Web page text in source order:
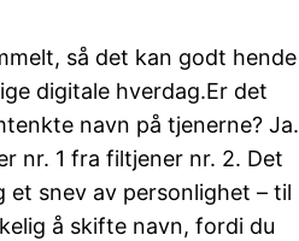
så det kan godt hende
digitale hverdag.Er det
navn på tjenerne? Ja.
nr. 1 fra filtjener nr. 2. Det
snev av personlighet – til
å skifte navn, fordi du